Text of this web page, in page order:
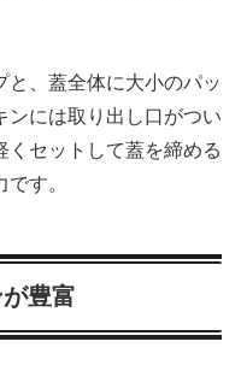
と、蓋全体に大小のパッ
ンには取り出し口がつい
くセットして蓋を締める
す。
豊富